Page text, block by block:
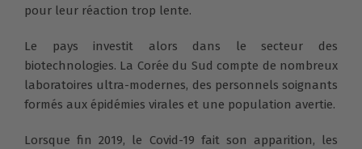
pour leur réaction trop lente.
Le pays investit alors dans le secteur des
biotechnologies. La Corée du Sud compte de nombreux
laboratoires ultra-modernes, des personnels soignants
formés aux épidémies virales et une population avertie.
Lorsque fin 2019, le Covid-19 fait son apparition, les